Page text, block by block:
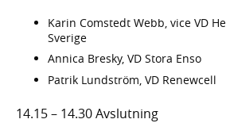
Karin Comstedt Webb, vice VD
Sverige
Annica Bresky, VD Stora Enso
Patrik Lundström, VD Renewcell
14.15 – 14.30 Avslutning